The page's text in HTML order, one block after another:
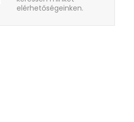
elérhetőségeinken.